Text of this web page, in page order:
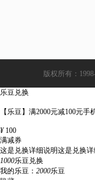
版权所有：
乐豆兑换
【乐豆】满2000元减100元
¥ 100
满减券
这是兑换详细说明这是兑换
1000乐豆兑换
我的乐豆： 2000乐豆